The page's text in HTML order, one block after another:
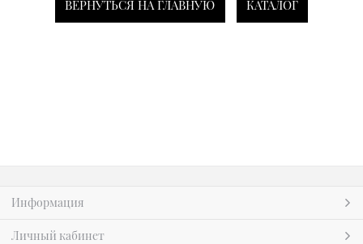
ВЕРНУТЬСЯ НА ГЛАВНУЮ КАТАЛОГ
Информация
Личный кабинет